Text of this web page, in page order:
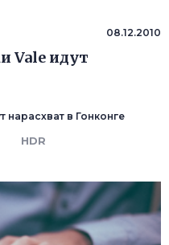
08.12.2010
Vale идут
в Гонконге
HDR